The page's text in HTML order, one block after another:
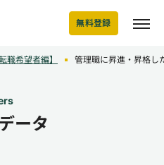
無料登録
職希望者編】 管理職に昇進・昇格し
ータ